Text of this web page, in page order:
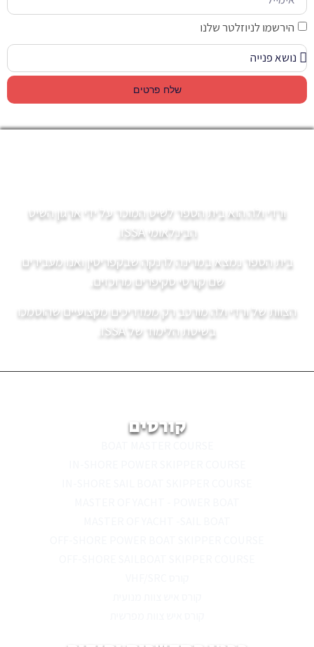
הירשמו לניוזלטר שלנו
שלח פרטים
ורדי ולה הוא בית הספר לשיט המוכר על ידי ארגון השיט
הבינלאומי ISSA.
בית הספר נמצא במרינה לרנקה שבקפריסין ואנו מעבירים
שם קורסי סקיפרים מרוכזים.
הצוות של ורדי ולה מורכב רק ממדריכים מקצועיים שהוסמכו
בשיטת הלימוד של ISSA.
קורסים